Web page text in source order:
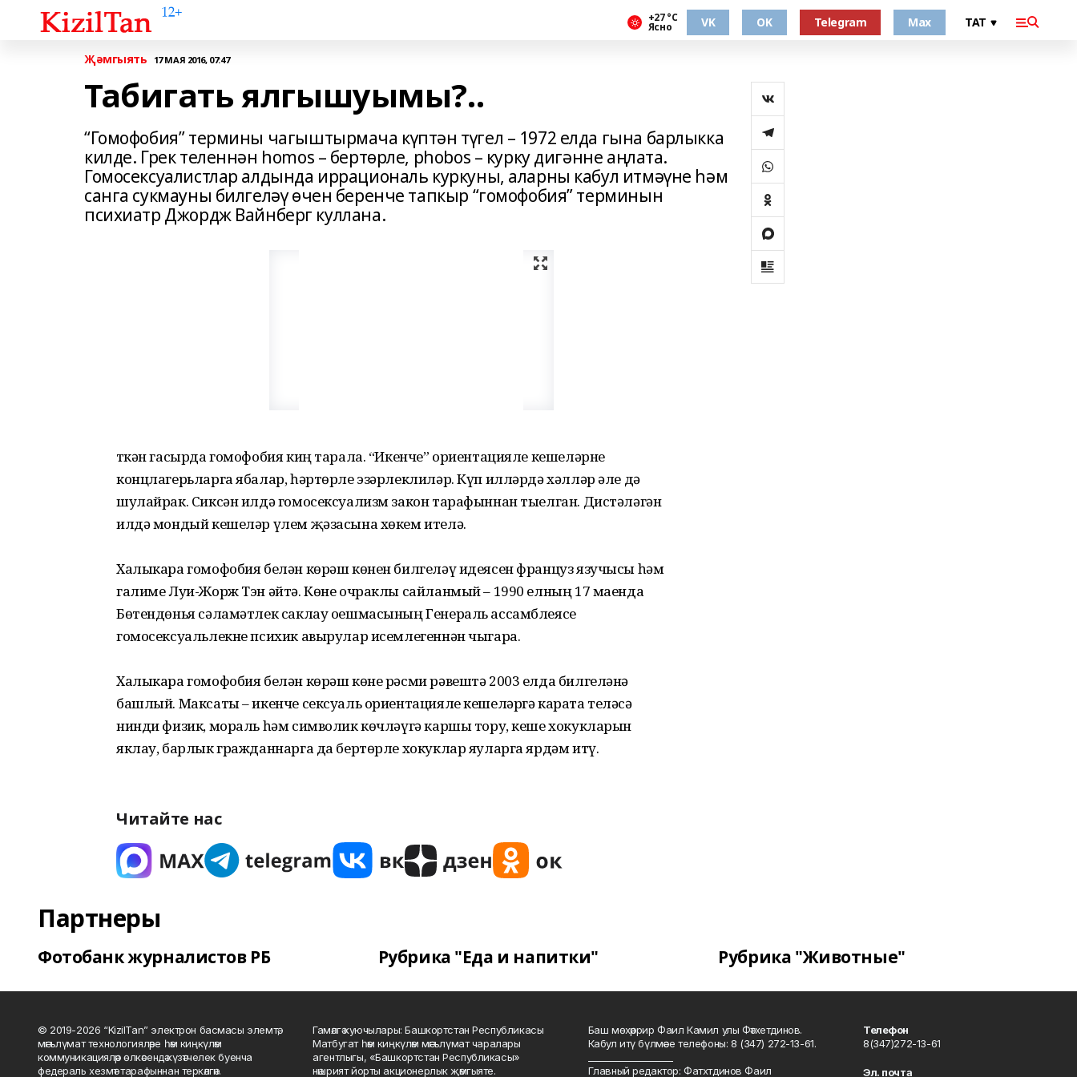
+27 °С
Ясно VK OK Telegram Max
Җәмгыять 17 МАЯ 2016, 07:47
Табигать ялгышуымы?..
“Гомофобия” термины чагыштырмача күптән түгел – 1972 елда гына барлыкка
килде. Грек теленнән homos – бертөрле, phobos – курку дигәнне аңлата.
Гомосексуалистлар алдында иррациональ куркуны, аларны кабул итмәүне һәм
санга сукмауны билгеләү өчен беренче тапкыр “гомофобия” терминын
психиатр Джордж Вайнберг куллана.
Үткән гасырда гомофобия киң тарала. “Икенче” ориентацияле кешеләрне
концлагерьларга ябалар, һәртөрле эзәрлеклиләр. Күп илләрдә хәлләр әле дә
шулайрак. Сиксән илдә гомосексуализм закон тарафыннан тыелган. Дистәләгән
илдә мондый кешеләр үлем җәзасына хөкем ителә.
Халыкара гомофобия белән көрәш көнен билгеләү идеясен француз язучысы һәм
галиме Луи-Жорж Тэн әйтә. Көне очраклы сайланмый – 1990 елның 17 маенда
Бөтендөнья сәламәтлек саклау оешмасының Генераль ассамблеясе
гомосексуальлекне психик авырулар исемлегеннән чыгара.
Халыкара гомофобия белән көрәш көне рәсми рәвештә 2003 елда билгеләнә
башлый. Максаты – икенче сексуаль ориентацияле кешеләргә карата теләсә
нинди физик, мораль һәм символик көчләүгә каршы тору, кеше хокукларын
яклау, барлык гражданнарга да бертөрле хокуклар яуларга ярдәм итү.
Читайте нас
Партнеры
Фотобанк журналистов РБ Рубрика "Еда и напитки" Рубрика "Животные"
© 2019-2026 “KizilTan” электрон басмасы элемтә,
мәгълүмат технологияләре һәм киңкүләм
коммуникацияләр өлкәсендә күзәтчелек буенча
федераль хезмәт тарафыннан теркәлгән.
Гамәлгә куючылары: Башкортстан Республикасы
Матбугат һәм киңкүләм мәгълүмат чаралары
агентлыгы, «Башкортстан Республикасы»
нәшрият йорты акционерлык җәмгыяте.
Баш мөхәррир Фаил Камил улы Фәтхетдинов.
Кабул итү бүлмәсе телефоны: 8 (347) 272-13-61.
Главный редактор: Фатхтдинов Фаил
Телефон
8(347)272-13-61
Эл. почта